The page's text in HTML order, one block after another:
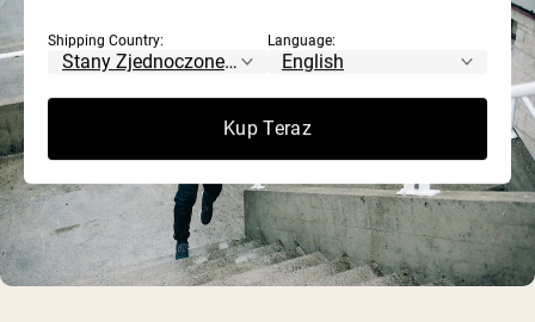
Shipping Country: Language:
Kup Teraz